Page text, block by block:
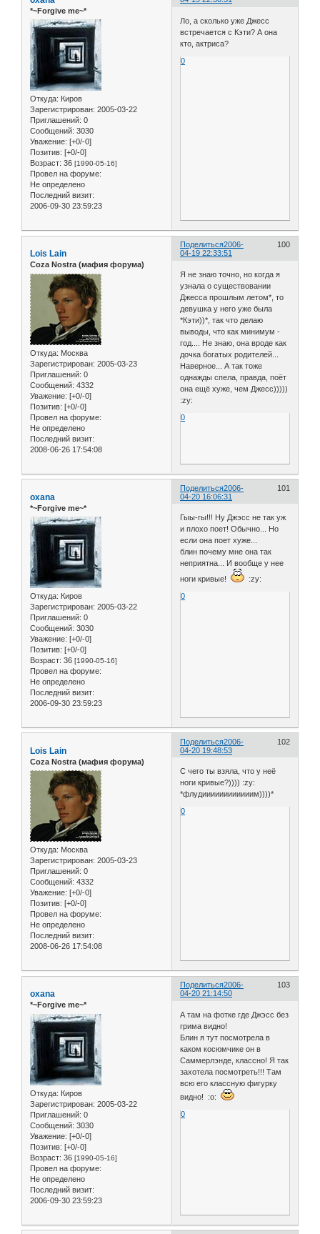
*~Forgive me~*
Откуда: Киров
Зарегистрирован: 2005-03-22
Приглашений: 0
Сообщений: 3030
Уважение: [+0/-0]
Позитив: [+0/-0]
Возраст: 36 [1990-05-16]
Провел на форуме:
Не определено
Последний визит:
2006-09-30 23:59:23
Ло, а сколько уже Джесс
встречается с Кэти? А она
кто, актриса?
0
Поделиться 100
2006-
04-19 22:33:51
Lois Lain
Coza Nostra (мафия форума)
Откуда: Москва
Зарегистрирован: 2005-03-23
Приглашений: 0
Сообщений: 4332
Уважение: [+0/-0]
Позитив: [+0/-0]
Провел на форуме:
Не определено
Последний визит:
2008-06-26 17:54:08
Я не знаю точно, но когда я
узнала о существовании
Джесса прошлым летом*, то
девушка у него уже была
*Кэти))*, так что делаю
выводы, что как минимум -
год.... Не знаю, она вроде как
дочка богатых родителей...
Наверное... А так тоже
однажды спела, правда, поёт
она ещё хуже, чем Джесс)))))
:zy:
0
Поделиться 101
2006-
04-20 16:06:31
oxana
*~Forgive me~*
Откуда: Киров
Зарегистрирован: 2005-03-22
Приглашений: 0
Сообщений: 3030
Уважение: [+0/-0]
Позитив: [+0/-0]
Возраст: 36 [1990-05-16]
Провел на форуме:
Не определено
Последний визит:
2006-09-30 23:59:23
Гыы-гы!!! Ну Джэсс не так уж
и плохо поет! Обычно... Но
если она поет хуже...
блин почему мне она так
неприятна... И вообще у нее
ноги кривые!
:zy:
0
Поделиться 102
2006-
04-20 19:48:53
Lois Lain
Coza Nostra (мафия форума)
Откуда: Москва
Зарегистрирован: 2005-03-23
Приглашений: 0
Сообщений: 4332
Уважение: [+0/-0]
Позитив: [+0/-0]
Провел на форуме:
Не определено
Последний визит:
2008-06-26 17:54:08
С чего ты взяла, что у неё
ноги кривые?)))) :zy:
*флудиииииииииииим))))*
0
Поделиться 103
2006-
04-20 21:14:50
oxana
*~Forgive me~*
Откуда: Киров
Зарегистрирован: 2005-03-22
Приглашений: 0
Сообщений: 3030
Уважение: [+0/-0]
Позитив: [+0/-0]
Возраст: 36 [1990-05-16]
Провел на форуме:
Не определено
Последний визит:
2006-09-30 23:59:23
А там на фотке где Джэсс без
грима видно!
Блин я тут посмотрела в
каком косюмчике он в
Саммерлэнде, классно! Я так
захотела посмотреть!!! Там
всю его классную фигурку
видно! :o:
0